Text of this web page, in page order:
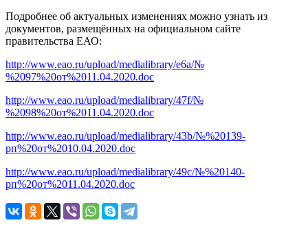
Подробнее об актуальных изменениях можно узнать из
документов, размещённых на официальном сайте
правительства ЕАО:
http://www.eao.ru/upload/medialibrary/e6a/№
%2097%20от%2011.04.2020.doc
http://www.eao.ru/upload/medialibrary/47f/№
%2098%20от%2011.04.2020.doc
http://www.eao.ru/upload/medialibrary/43b/№%20139-
рп%20от%2010.04.2020.doc
http://www.eao.ru/upload/medialibrary/49c/№%20140-
рп%20от%2011.04.2020.doc